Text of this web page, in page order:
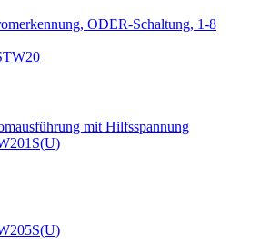
ODER-Schaltung, 1-8
mit Hilfsspannung